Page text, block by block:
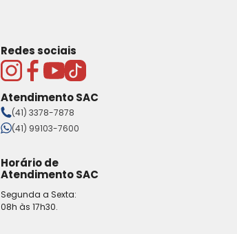
Redes sociais
Atendimento SAC
(41) 3378-7878
(41) 99103-7600
Horário de
Atendimento SAC
Segunda a Sexta:
08h às 17h30.